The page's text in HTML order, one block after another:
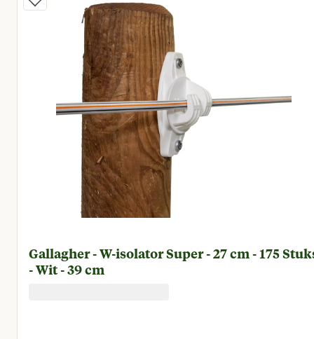
Gallagher - W-isolator Super - 27 cm - 175
- Wit - 39 cm